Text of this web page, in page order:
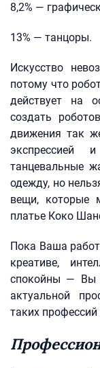
8,2% —
13% — танцоры.
Искусство
потому что
действует на
создать
движения так
экспрессией
танцевальные
одежду, но
вещи, которые
платье Коко
Пока Ваша
креативе,
спокойны — Вы
актуальной
таких профессий